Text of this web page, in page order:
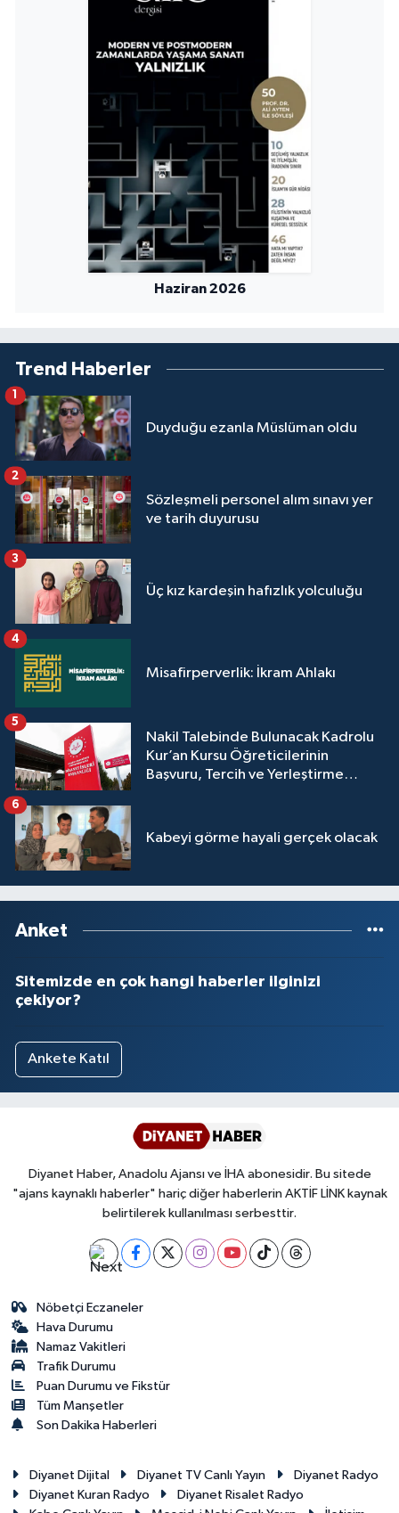
Haziran 2026
Trend Haberler
Duyduğu ezanla Müslüman oldu
1
Sözleşmeli personel alım sınavı yer
ve tarih duyurusu
2
Üç kız kardeşin hafızlık yolculuğu
3
Misafirperverlik: İkram Ahlakı
4
Nakil Talebinde Bulunacak Kadrolu
Kur’an Kursu Öğreticilerinin
Başvuru, Tercih ve Yerleştirme
5
Kabeyi görme hayali gerçek olacak
6
Anket
Sitemizde en çok hangi haberler ilginizi
çekiyor?
Ankete Katıl
Diyanet Haber, Anadolu Ajansı ve İHA abonesidir. Bu sitede
"ajans kaynaklı haberler" hariç diğer haberlerin AKTİF LİNK kaynak
belirtilerek kullanılması serbesttir.
Nöbetçi Eczaneler
Hava Durumu
Namaz Vakitleri
Trafik Durumu
Puan Durumu ve Fikstür
Tüm Manşetler
Son Dakika Haberleri
Diyanet Dijital Diyanet TV Canlı Yayın
Diyanet Radyo
Diyanet Kuran Radyo
Diyanet Risalet Radyo